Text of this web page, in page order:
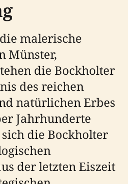
malerische
Münster,
die Bockholter
des reichen
natürlichen Erbes
Jahrhunderte
die Bockholter
der letzten Eiszeit